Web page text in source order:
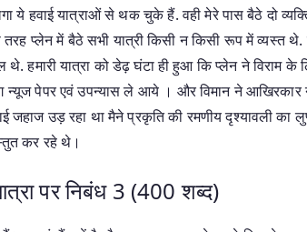
ये हवाई यात्राओं से थक चुके हैं. वही मेरे पास बैठे दो
तरह प्लेन में बैठे सभी यात्री किसी न किसी रूप में व्यस्त
हमारी यात्रा को डेढ़ घंटा ही हुआ कि प्लेन ने विराम के
न्यूज पेपर एवं उपन्यास ले आये । और विमान ने
जहाज उड़ रहा था मैने प्रकृति की रमणीय दृश्यावली
कर रहे थे।
पर निबंध 3 (400 शब्द)